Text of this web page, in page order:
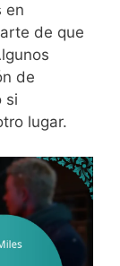
en
de que
de
si
lugar.